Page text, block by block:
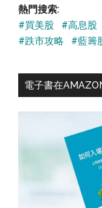
熱門搜索:
#買美股
#高息股
#跌市攻略
#藍籌
電子書在